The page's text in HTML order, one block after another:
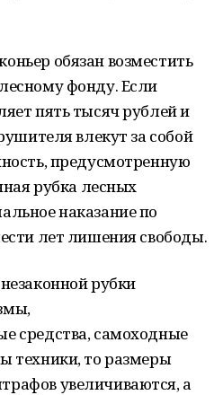
обязан возместить
фонду. Если
пять тысяч рублей и
влекут за собой
предусмотренную
рубка лесных
наказание по
лет лишения свободы.
рубки
средства, самоходные
техники, то размеры
увеличиваются, а